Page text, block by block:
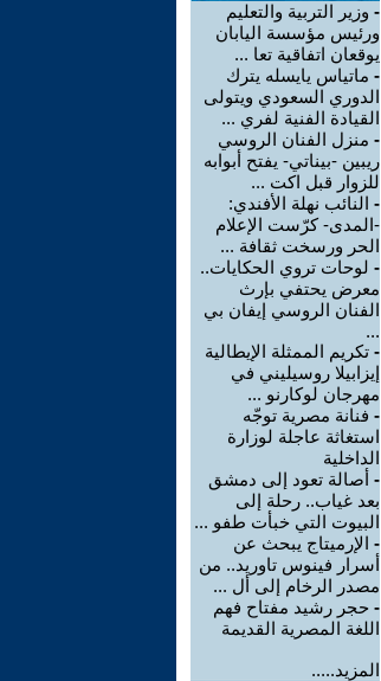
- وزير التربية والتعليم
ورئيس مؤسسة اليابان
يوقعان اتفاقية تعا ...
- ماتياس يايسله يترك
الدوري السعودي ويتولى
القيادة الفنية لفري ...
- منزل الفنان الروسي
ريبين -بيناتي- يفتح أبوابه
للزوار قبل اكت ...
- النائب نهلة الأفندي:
-المدى- كرّست الإعلام
الحر ورسخت ثقافة ...
- لوحات تروي الحكايات..
معرض يحتفي بإرث
الفنان الروسي إيفان بي
...
- تكريم الممثلة الإيطالية
إيزابيلا روسيليني في
مهرجان لوكارنو ...
- فنانة مصرية توجّه
استغاثة عاجلة لوزارة
الداخلية
- أصالة تعود إلى دمشق
بعد غياب.. رحلة إلى
البيوت التي خبأت طفو ...
- الإرميتاج يبحث عن
أسرار فينوس تاوريد.. من
مصدر الرخام إلى أل ...
- حجر رشيد مفتاح فهم
اللغة المصرية القديمة
المزيد.....